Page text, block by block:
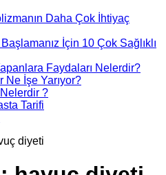
Daha Çok İhtiyaç
İçin 10 Çok Sağlıklı
Faydaları Nelerdir?
Ne İşe Yarıyor?
?
Tarifi
diyeti